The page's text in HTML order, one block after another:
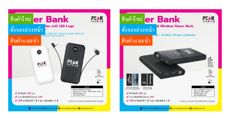
สินค้าใหม่
สั่งจองล่วงหน้า
สินค้าแนะนำ
สินค้าใหม่
สั่งจองล่วงหน้า
สินค้าแนะนำ